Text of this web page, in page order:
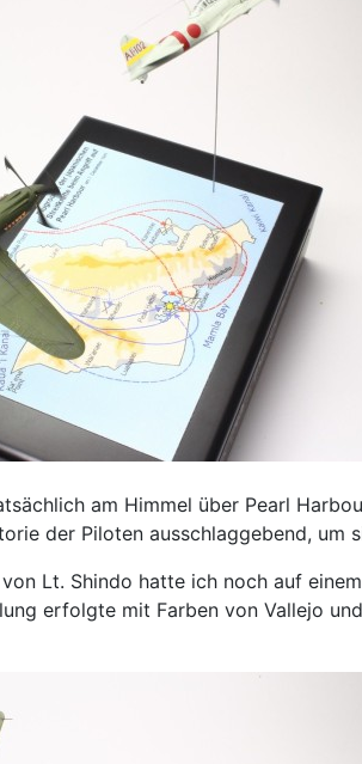
am Himmel über Pearl
der Piloten ausschlaggebend, um
Lt. Shindo hatte ich noch auf
erfolgte mit Farben von Vallejo